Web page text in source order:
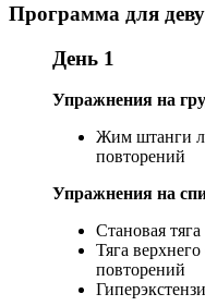
Программа для
День 1
Упражнения на
Жим штанги
повторений
Упражнения на
Становая
Тяга
повторений